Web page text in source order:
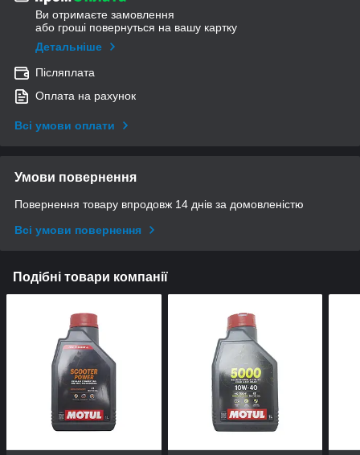
Ви отримаєте замовлення
або гроші повернуться на вашу картку
Детальніше
Післяплата
Оплата на рахунок
Всі умови оплати
Умови повернення
Повернення товару впродовж 14 днів за домовленістю
Всі умови повернення
Подібні товари компанії